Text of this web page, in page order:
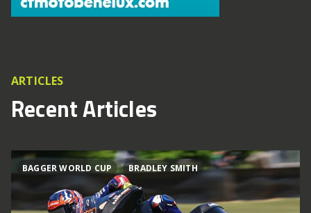
ARTICLES
Recent Articles
BAGGER WORLD CUP BRADLEY SMITH